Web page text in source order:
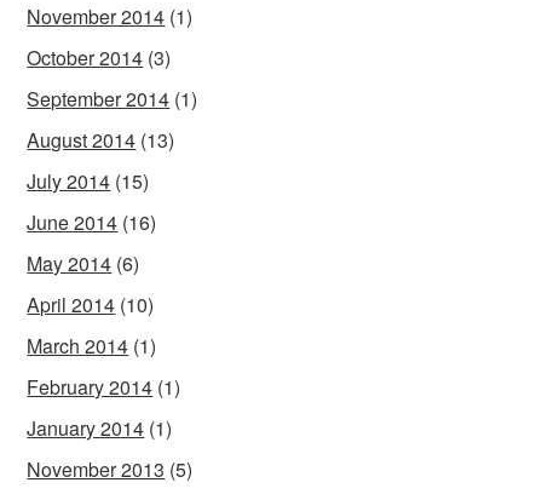
November 2014 (1)
October 2014 (3)
September 2014 (1)
August 2014 (13)
July 2014 (15)
June 2014 (16)
May 2014 (6)
April 2014 (10)
March 2014 (1)
February 2014 (1)
January 2014 (1)
November 2013 (5)